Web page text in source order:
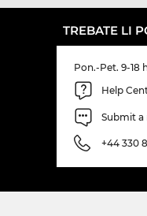
TREBATE LI
Pon.-Pet. 9-18
Help
Submit a
+44 330